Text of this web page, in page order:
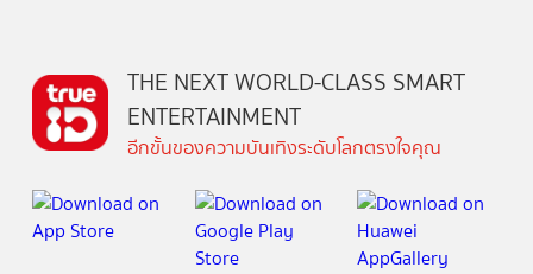
THE NEXT WORLD-CLASS SMART
ENTERTAINMENT
อีกขั้นของความบันเทิงระดับโลกตรงใจคุณ